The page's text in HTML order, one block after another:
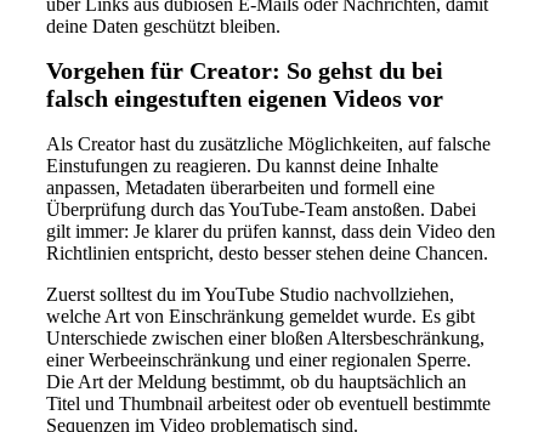
deine Daten geschützt bleiben.
Vorgehen für Creator: So gehst du bei
falsch eingestuften eigenen Videos vor
Als Creator hast du zusätzliche Möglichkeiten, auf falsche
Einstufungen zu reagieren. Du kannst deine Inhalte
anpassen, Metadaten überarbeiten und formell eine
Überprüfung durch das YouTube-Team anstoßen. Dabei
gilt immer: Je klarer du prüfen kannst, dass dein Video den
Richtlinien entspricht, desto besser stehen deine Chancen.
Zuerst solltest du im YouTube Studio nachvollziehen,
welche Art von Einschränkung gemeldet wurde. Es gibt
Unterschiede zwischen einer bloßen Altersbeschränkung,
einer Werbeeinschränkung und einer regionalen Sperre.
Die Art der Meldung bestimmt, ob du hauptsächlich an
Titel und Thumbnail arbeitest oder ob eventuell bestimmte
Sequenzen im Video problematisch sind.